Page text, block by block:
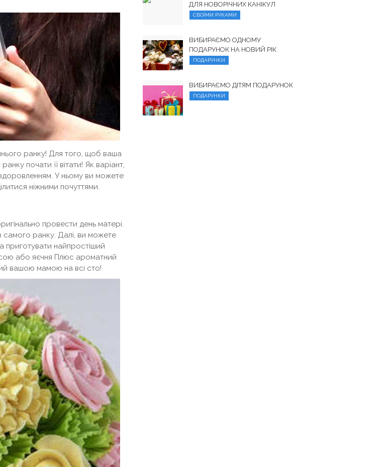
ранку! Для того, щоб ваша
почати її вітати! Як варіант,
У ньому ви можете
ніжними почуттями.
провести день матері.
ранку. Далі, ви можете
приготувати найпростіший
або яєчня Плюс ароматний
вашою мамою на всі сто!
ДЛЯ НОВОРІЧНИХ КАНІКУЛ
СВОЇМИ РУКАМИ
ВИБИРАЄМО ОДНОМУ
ПОДАРУНОК НА НОВИЙ РІК
ПОДАРУНКИ
ВИБИРАЄМО ДІТЯМ ПОДАРУНОК
ПОДАРУНКИ